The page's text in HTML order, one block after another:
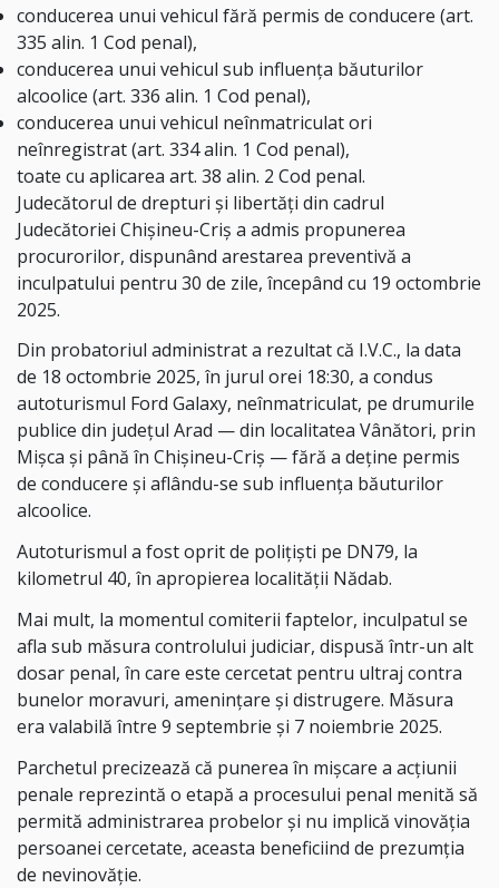
conducerea unui vehicul fără permis de conducere (art.
335 alin. 1 Cod penal),
conducerea unui vehicul sub influența băuturilor
alcoolice (art. 336 alin. 1 Cod penal),
conducerea unui vehicul neînmatriculat ori
neînregistrat (art. 334 alin. 1 Cod penal),
toate cu aplicarea art. 38 alin. 2 Cod penal.
Judecătorul de drepturi și libertăți din cadrul
Judecătoriei Chișineu-Criș a admis propunerea
procurorilor, dispunând arestarea preventivă a
inculpatului pentru 30 de zile, începând cu 19 octombrie
2025.
Din probatoriul administrat a rezultat că I.V.C., la data
de 18 octombrie 2025, în jurul orei 18:30, a condus
autoturismul Ford Galaxy, neînmatriculat, pe drumurile
publice din județul Arad — din localitatea Vânători, prin
Mişca și până în Chișineu-Criș — fără a deține permis
de conducere și aflându-se sub influența băuturilor
alcoolice.
Autoturismul a fost oprit de polițiști pe DN79, la
kilometrul 40, în apropierea localității Nădab.
Mai mult, la momentul comiterii faptelor, inculpatul se
afla sub măsura controlului judiciar, dispusă într-un alt
dosar penal, în care este cercetat pentru ultraj contra
bunelor moravuri, amenințare și distrugere. Măsura
era valabilă între 9 septembrie și 7 noiembrie 2025.
Parchetul precizează că punerea în mișcare a acțiunii
penale reprezintă o etapă a procesului penal menită să
permită administrarea probelor și nu implică vinovăția
persoanei cercetate, aceasta beneficiind de prezumția
de nevinovăție.